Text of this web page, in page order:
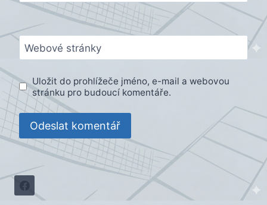
Webové stránky
Uložit do prohlížeče jméno, e-mail a webovou
stránku pro budoucí komentáře.